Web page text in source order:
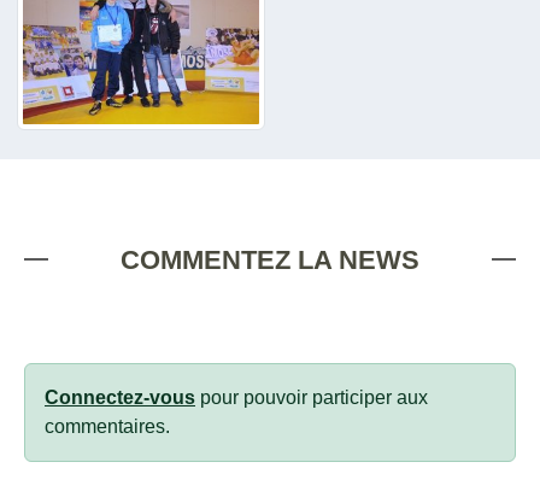
COMMENTEZ LA NEWS
Connectez-vous pour pouvoir participer aux
commentaires.